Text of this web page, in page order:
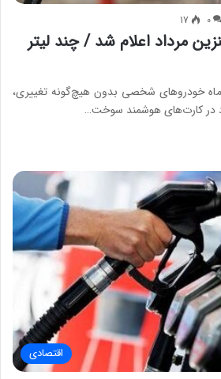
0
17
مرداد اعلام شد / چند لیتر
ماه خودروهای شخصی بدون هیچ‌گونه تغییری،
در کارت‌های هوشمند سوخت…
اقتصادی